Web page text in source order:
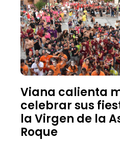
Viana calienta
celebrar sus
la Virgen de la
Roque